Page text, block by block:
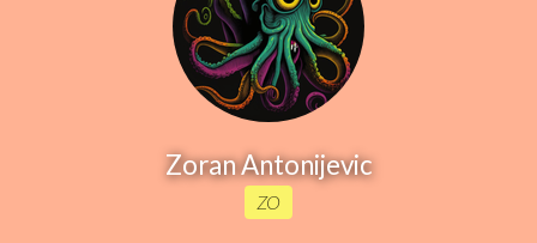
Zoran Antonijevic
ZO